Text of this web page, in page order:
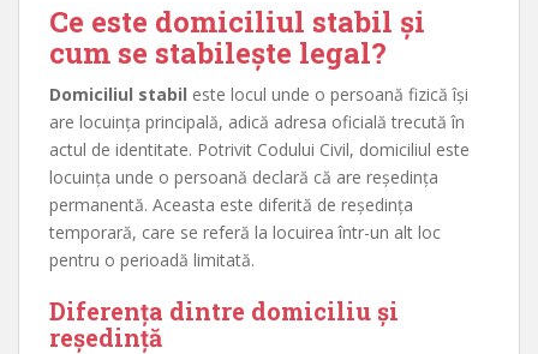
Ce este domiciliul stabil și
cum se stabilește legal?
Domiciliul stabil este locul unde o persoană fizică își
are locuința principală, adică adresa oficială trecută în
actul de identitate. Potrivit Codului Civil, domiciliul este
locuința unde o persoană declară că are reședința
permanentă. Aceasta este diferită de reședința
temporară, care se referă la locuirea într-un alt loc
pentru o perioadă limitată.
Diferența dintre domiciliu și
reședință